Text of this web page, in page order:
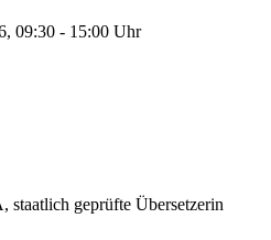
09:30 - 15:00 Uhr
geprüfte Übersetzerin